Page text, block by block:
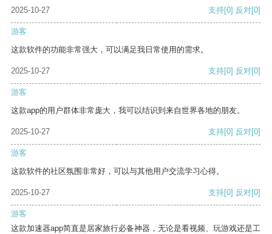
2025-10-27
支持[0] 反对[0]
游客
这款软件的功能非常强大，可以满足我日常使用的需求。
2025-10-27 支持[0] 反对[0]
游客
这款app的用户群体非常庞大，我可以结识到来自世界各地的朋友。
2025-10-27 支持[0] 反对[0]
游客
这款软件的社区氛围非常好，可以与其他用户交流学习心得。
2025-10-27 支持[0] 反对[0]
游客
这款加速器app简直是居家旅行必备神器，无论是看视频、玩游戏还是工